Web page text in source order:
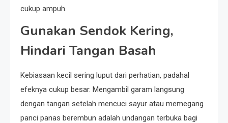
cukup ampuh.
Gunakan Sendok Kering,
Hindari Tangan Basah
Kebiasaan kecil sering luput dari perhatian, padahal
efeknya cukup besar. Mengambil garam langsung
dengan tangan setelah mencuci sayur atau memegang
panci panas berembun adalah undangan terbuka bagi